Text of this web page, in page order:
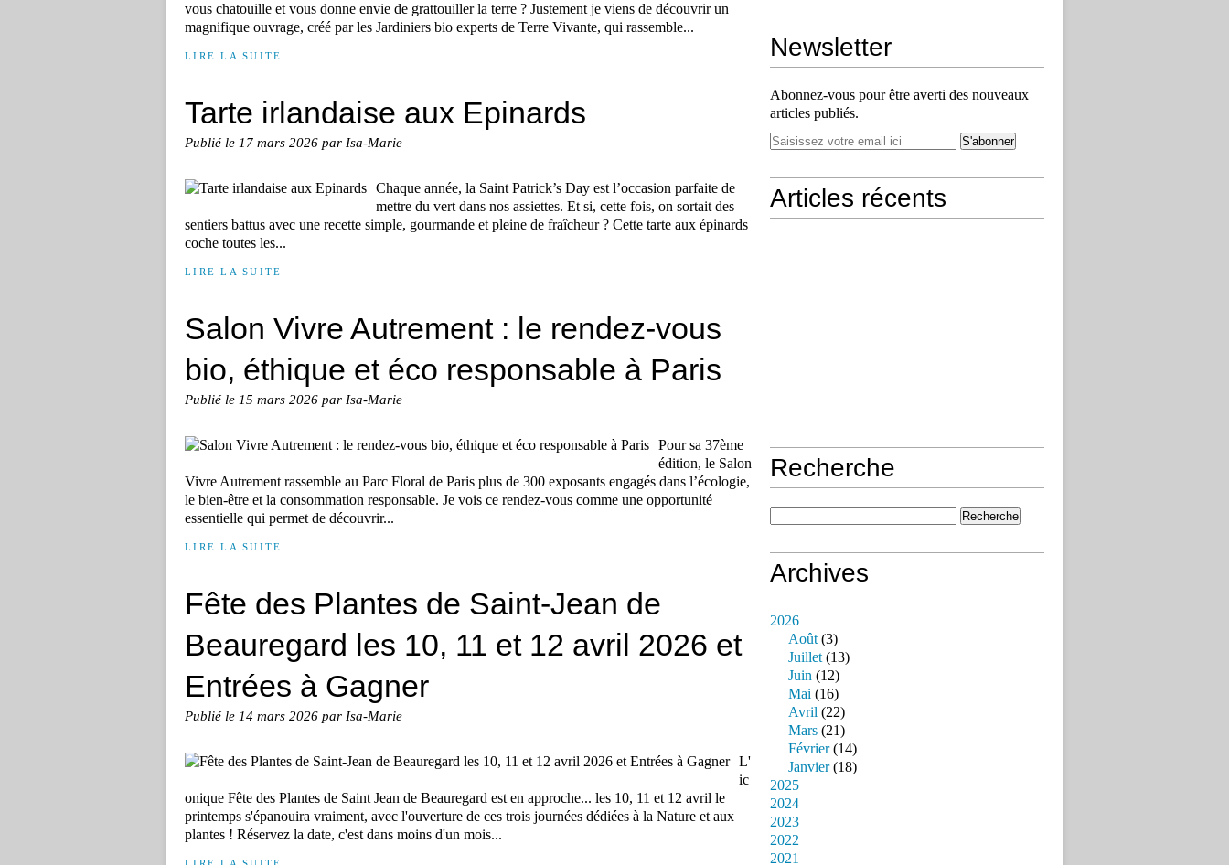
vous chatouille et vous donne envie de grattouiller la terre ? Justement je viens de découvrir un
magnifique ouvrage, créé par les Jardiniers bio experts de Terre Vivante, qui rassemble...
LIRE LA SUITE
Tarte irlandaise aux Epinards
Publié le 17 mars 2026 par Isa-Marie
Chaque année, la Saint Patrick’s Day est l’occasion parfaite de
mettre du vert dans nos assiettes. Et si, cette fois, on sortait des
sentiers battus avec une recette simple, gourmande et pleine de fraîcheur ? Cette tarte aux épinards
coche toutes les...
LIRE LA SUITE
Salon Vivre Autrement : le rendez-vous
bio, éthique et éco responsable à Paris
Publié le 15 mars 2026 par Isa-Marie
Pour sa 37ème
édition, le Salon
Vivre Autrement rassemble au Parc Floral de Paris plus de 300 exposants engagés dans l’écologie,
le bien-être et la consommation responsable. Je vois ce rendez-vous comme une opportunité
essentielle qui permet de découvrir...
LIRE LA SUITE
Fête des Plantes de Saint-Jean de
Beauregard les 10, 11 et 12 avril 2026 et
Entrées à Gagner
Publié le 14 mars 2026 par Isa-Marie
L'
ic
onique Fête des Plantes de Saint Jean de Beauregard est en approche... les 10, 11 et 12 avril le
printemps s'épanouira vraiment, avec l'ouverture de ces trois journées dédiées à la Nature et aux
plantes ! Réservez la date, c'est dans moins d'un mois...
Newsletter
Abonnez-vous pour être averti des nouveaux
articles publiés.
Articles récents
Recherche
Archives
2026
Août(3)
Juillet(13)
Juin (12)
Mai (16)
Avril (22)
Mars (21)
Février(14)
Janvier(18)
2025
2024
2023
2022
2021